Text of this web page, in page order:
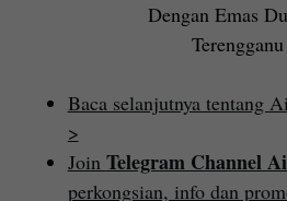
Dengan Emas
Terengganu
Baca selanjutnya tentang
>
Join Telegram Channel
perkongsian, info dan